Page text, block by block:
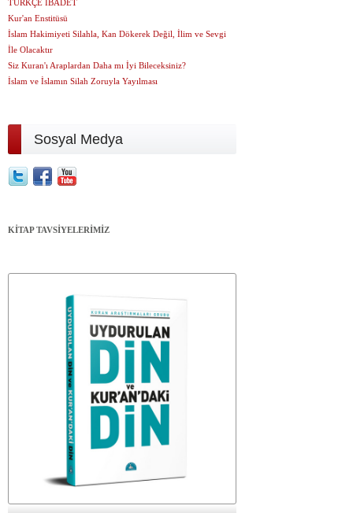
TÜRKÇE İBADET
Kur'an Enstitüsü
İslam Hakimiyeti Silahla, Kan Dökerek Değil, İlim ve Sevgi
İle Olacaktır
Siz Kuran'ı Araplardan Daha mı İyi Bileceksiniz?
İslam ve İslamın Silah Zoruyla Yayılması
Sosyal Medya
KİTAP TAVSİYELERİMİZ